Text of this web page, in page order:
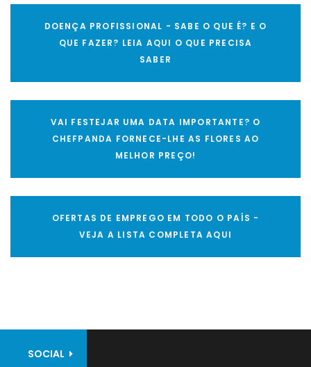
DOENÇA PROFISSIONAL - SABE O QUE É? E O
QUE FAZER? LEIA AQUI O QUE PRECISA
SABER
VAI FESTEJAR UMA DATA IMPORTANTE? O
CHEFPANDA FORNECE-LHE AS FLORES AO
MELHOR PREÇO!
OFERTAS DE EMPREGO EM TODO O PAÍS -
VEJA A LISTA COMPLETA AQUI
SOCIAL